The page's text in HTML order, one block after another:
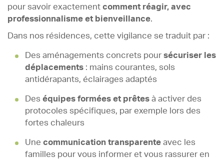
pour savoir exactement comment réagir, avec
professionnalisme et bienveillance.
Dans nos résidences, cette vigilance se traduit par :
Des aménagements concrets pour sécuriser les
déplacements: mains courantes, sols
antidérapants, éclairages adaptés
Des équipes formées et prêtes à activer des
protocoles spécifiques, par exemple lors des
fortes chaleurs
Une communication transparenteavec les
familles pour vous informer et vous rassurer en